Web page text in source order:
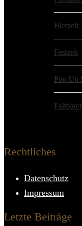
Bierzelt
Festzelt
Pop Up
Rechtliches
Datenschutz
Impressum
Letzte Beiträge